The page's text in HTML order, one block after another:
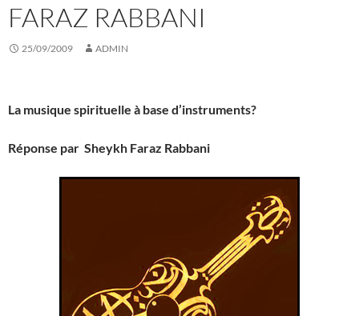
FARAZ RABBANI
25/09/2009 ADMIN
La musique spirituelle à base d’instruments?
Réponse par Sheykh Faraz Rabbani